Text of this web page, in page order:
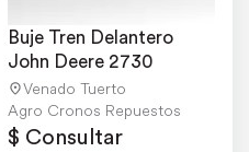
Buje Tren Delantero
John Deere 2730
Venado Tuerto
Agro Cronos Repuestos
$ Consultar